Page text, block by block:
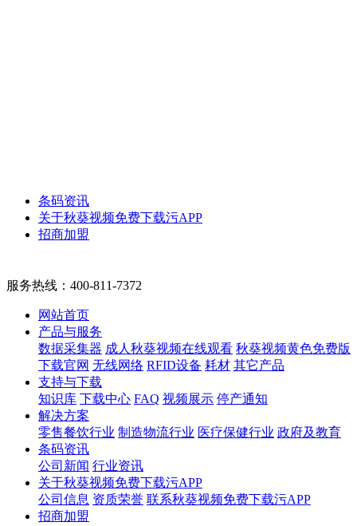
条码资讯
关于秋葵视频免费下载污APP
招商加盟
服务热线： 400-811-7372
网站首页
产品与服务
数据采集器 成人秋葵视频在线观看 秋葵视频黄色免费版
下载官网 无线网络 RFID设备 耗材 其它产品
支持与下载
知识库 下载中心 FAQ 视频展示 停产通知
解决方案
零售餐饮行业 制造物流行业 医疗保健行业 政府及教育
条码资讯
公司新闻 行业资讯
关于秋葵视频免费下载污APP
公司信息 资质荣誉 联系秋葵视频免费下载污APP
招商加盟